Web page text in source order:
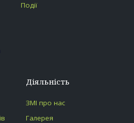
Події
Діяльність
ЗМІ про нас
Галерея